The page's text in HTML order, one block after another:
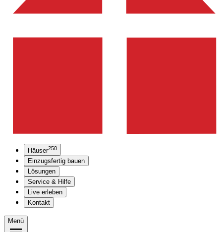
Häuser250
Einzugsfertig bauen
Lösungen
Service & Hilfe
Live erleben
Kontakt
Menü